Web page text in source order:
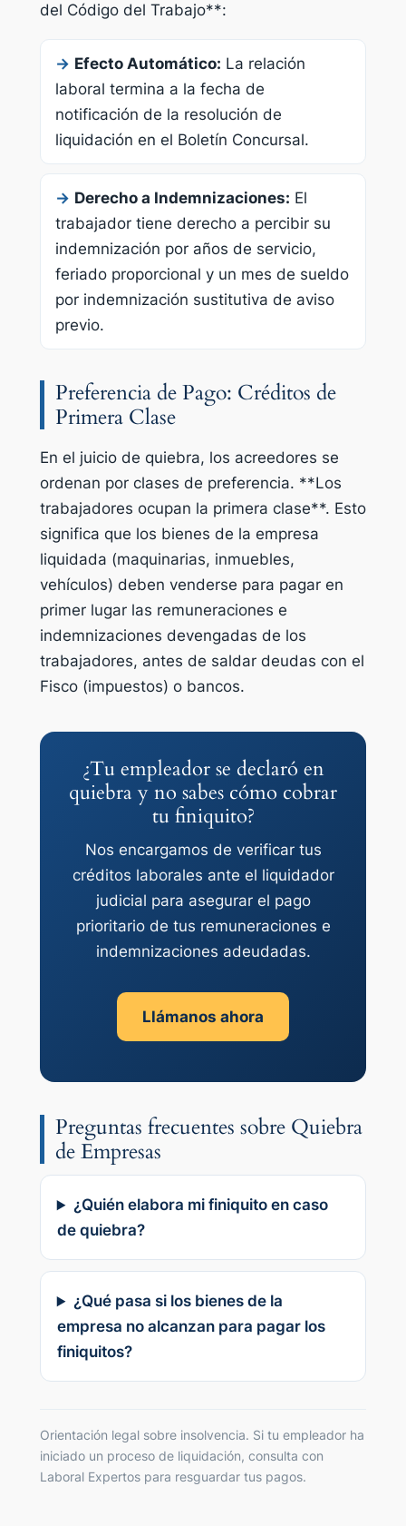
del Código del Trabajo**:
→ Efecto Automático: La relación
laboral termina a la fecha de
notificación de la resolución de
liquidación en el Boletín Concursal.
→ Derecho a Indemnizaciones: El
trabajador tiene derecho a percibir su
indemnización por años de servicio,
feriado proporcional y un mes de sueldo
por indemnización sustitutiva de aviso
previo.
Preferencia de Pago: Créditos de
Primera Clase
En el juicio de quiebra, los acreedores se
ordenan por clases de preferencia. **Los
trabajadores ocupan la primera clase**. Esto
significa que los bienes de la empresa
liquidada (maquinarias, inmuebles,
vehículos) deben venderse para pagar en
primer lugar las remuneraciones e
indemnizaciones devengadas de los
trabajadores, antes de saldar deudas con el
Fisco (impuestos) o bancos.
¿Tu empleador se declaró en
quiebra y no sabes cómo cobrar
tu finiquito?
Nos encargamos de verificar tus
créditos laborales ante el liquidador
judicial para asegurar el pago
prioritario de tus remuneraciones e
indemnizaciones adeudadas.
Llámanos ahora
Preguntas frecuentes sobre Quiebra
de Empresas
¿Quién elabora mi finiquito en caso
de quiebra?
¿Qué pasa si los bienes de la
empresa no alcanzan para pagar los
finiquitos?
Orientación legal sobre insolvencia. Si tu empleador ha
iniciado un proceso de liquidación, consulta con
Laboral Expertos para resguardar tus pagos.